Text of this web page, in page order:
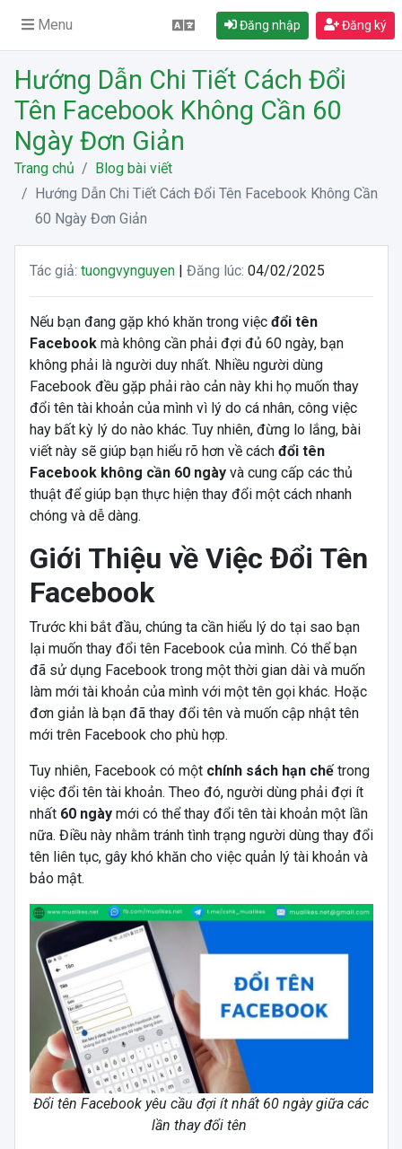
Menu Đăng nhập Đăng ký
Hướng Dẫn Chi Tiết Cách Đổi
Tên Facebook Không Cần 60
Ngày Đơn Giản
Trang chủ
Blog bài viết
Hướng Dẫn Chi Tiết Cách Đổi Tên Facebook Không Cần
60 Ngày Đơn Giản
Tác giả: tuongvynguyen| Đăng lúc: 04/02/2025
Nếu bạn đang gặp khó khăn trong việc đổi tên
Facebookmà không cần phải đợi đủ 60 ngày, bạn
không phải là người duy nhất. Nhiều người dùng
Facebook đều gặp phải rào cản này khi họ muốn thay
đổi tên tài khoản của mình vì lý do cá nhân, công việc
hay bất kỳ lý do nào khác. Tuy nhiên, đừng lo lắng, bài
viết này sẽ giúp bạn hiểu rõ hơn về cách đổi tên
Facebook không cần 60 ngàyvà cung cấp các thủ
thuật để giúp bạn thực hiện thay đổi một cách nhanh
chóng và dễ dàng.
Giới Thiệu về Việc Đổi Tên
Facebook
Trước khi bắt đầu, chúng ta cần hiểu lý do tại sao bạn
lại muốn thay đổi tên Facebook của mình. Có thể bạn
đã sử dụng Facebook trong một thời gian dài và muốn
làm mới tài khoản của mình với một tên gọi khác. Hoặc
đơn giản là bạn đã thay đổi tên và muốn cập nhật tên
mới trên Facebook cho phù hợp.
Tuy nhiên, Facebook có một chính sách hạn chếtrong
việc đổi tên tài khoản. Theo đó, người dùng phải đợi ít
nhất 60 ngàymới có thể thay đổi tên tài khoản một lần
nữa. Điều này nhằm tránh tình trạng người dùng thay đổi
tên liên tục, gây khó khăn cho việc quản lý tài khoản và
bảo mật.
Đổi tên Facebook yêu cầu đợi ít nhất 60 ngày giữa các
lần thay đổi tên